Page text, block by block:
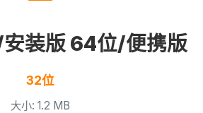
装版 64位/便携版
32位
大小: 1.2 MB